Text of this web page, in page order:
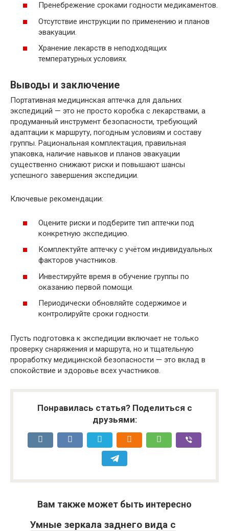
Пренебрежение сроками годности медикаментов.
Отсутствие инструкции по применению и планов
эвакуации.
Хранение лекарств в неподходящих
температурных условиях.
Выводы и заключение
Портативная медицинская аптечка для дальних
экспедиций — это не просто коробка с лекарствами, а
продуманный инструмент безопасности, требующий
адаптации к маршруту, погодным условиям и составу
группы. Рациональная комплектация, правильная
упаковка, наличие навыков и планов эвакуации
существенно снижают риски и повышают шансы
успешного завершения экспедиции.
Ключевые рекомендации:
Оцените риски и подберите тип аптечки под
конкретную экспедицию.
Комплектуйте аптечку с учётом индивидуальных
факторов участников.
Инвестируйте время в обучение группы по
оказанию первой помощи.
Периодически обновляйте содержимое и
контролируйте сроки годности.
Пусть подготовка к экспедиции включает не только
проверку снаряжения и маршрута, но и тщательную
проработку медицинской безопасности — это вклад в
спокойствие и здоровье всех участников.
Понравилась статья? Поделиться с
друзьями:
Вам также может быть интересно
Умные зеркала заднего вида с